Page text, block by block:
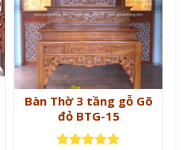
Bàn Thờ 3 tầng gỗ Gõ
đỏ BTG-15